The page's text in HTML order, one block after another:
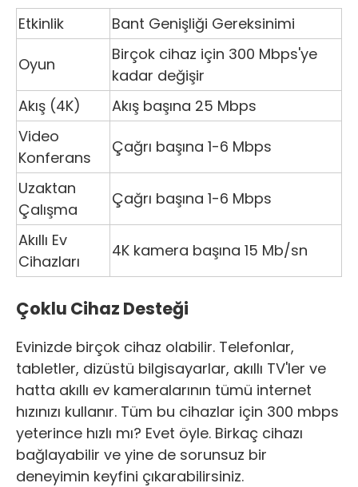
Etkinlik
Bant Genişliği Gereksinimi
Oyun
Birçok cihaz için 300 Mbps'ye
kadar değişir
Akış (4K)
Akış başına 25 Mbps
Video
Konferans
Çağrı başına 1-6 Mbps
Uzaktan
Çalışma
Çağrı başına 1-6 Mbps
Akıllı Ev
Cihazları
4K kamera başına 15 Mb/sn
Çoklu Cihaz Desteği
Evinizde birçok cihaz olabilir. Telefonlar,
tabletler, dizüstü bilgisayarlar, akıllı TV'ler ve
hatta akıllı ev kameralarının tümü internet
hızınızı kullanır. Tüm bu cihazlar için 300 mbps
yeterince hızlı mı? Evet öyle. Birkaç cihazı
bağlayabilir ve yine de sorunsuz bir
deneyimin keyfini çıkarabilirsiniz.